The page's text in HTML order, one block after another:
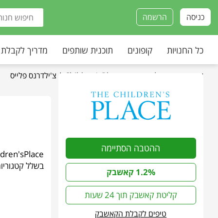
הרשמה כניסה
כל החנויות קופונים תוכנית שותפים מדריך
עמוד הבית כל החנויות Children'sPlace | צ'ילדרנס פלייס
ההטבה הסתיימה
1.2% קאשבק
קליטת קאשבק תוך 24 שעות
טיפים לקבלת הקאשבק
בשלל